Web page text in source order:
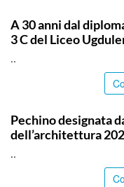
A 30 anni dal
3 C del Liceo
..
Pechino designata
dell’architettura
..